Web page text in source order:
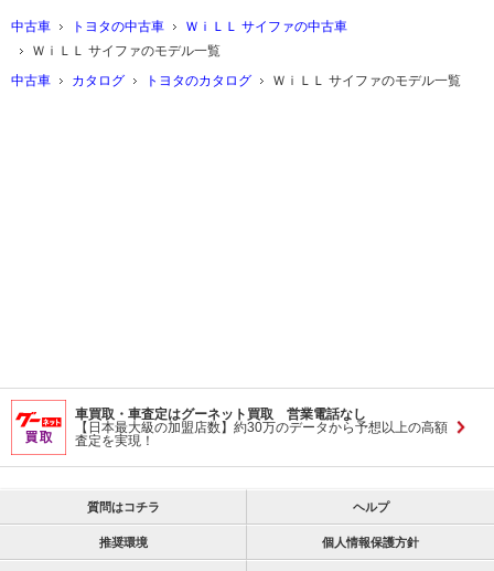
中古車 トヨタの中古車
ＷｉＬＬ サイファの中古車
ＷｉＬＬ サイファのモデル一覧
中古車
カタログ トヨタのカタログ ＷｉＬＬ サイファのモデル一覧
車買取・車査定はグーネット買取 営業電話なし
【日本最大級の加盟店数】約30万のデータから予想以上の高額
査定を実現！
質問はコチラ ヘルプ
推奨環境 個人情報保護方針